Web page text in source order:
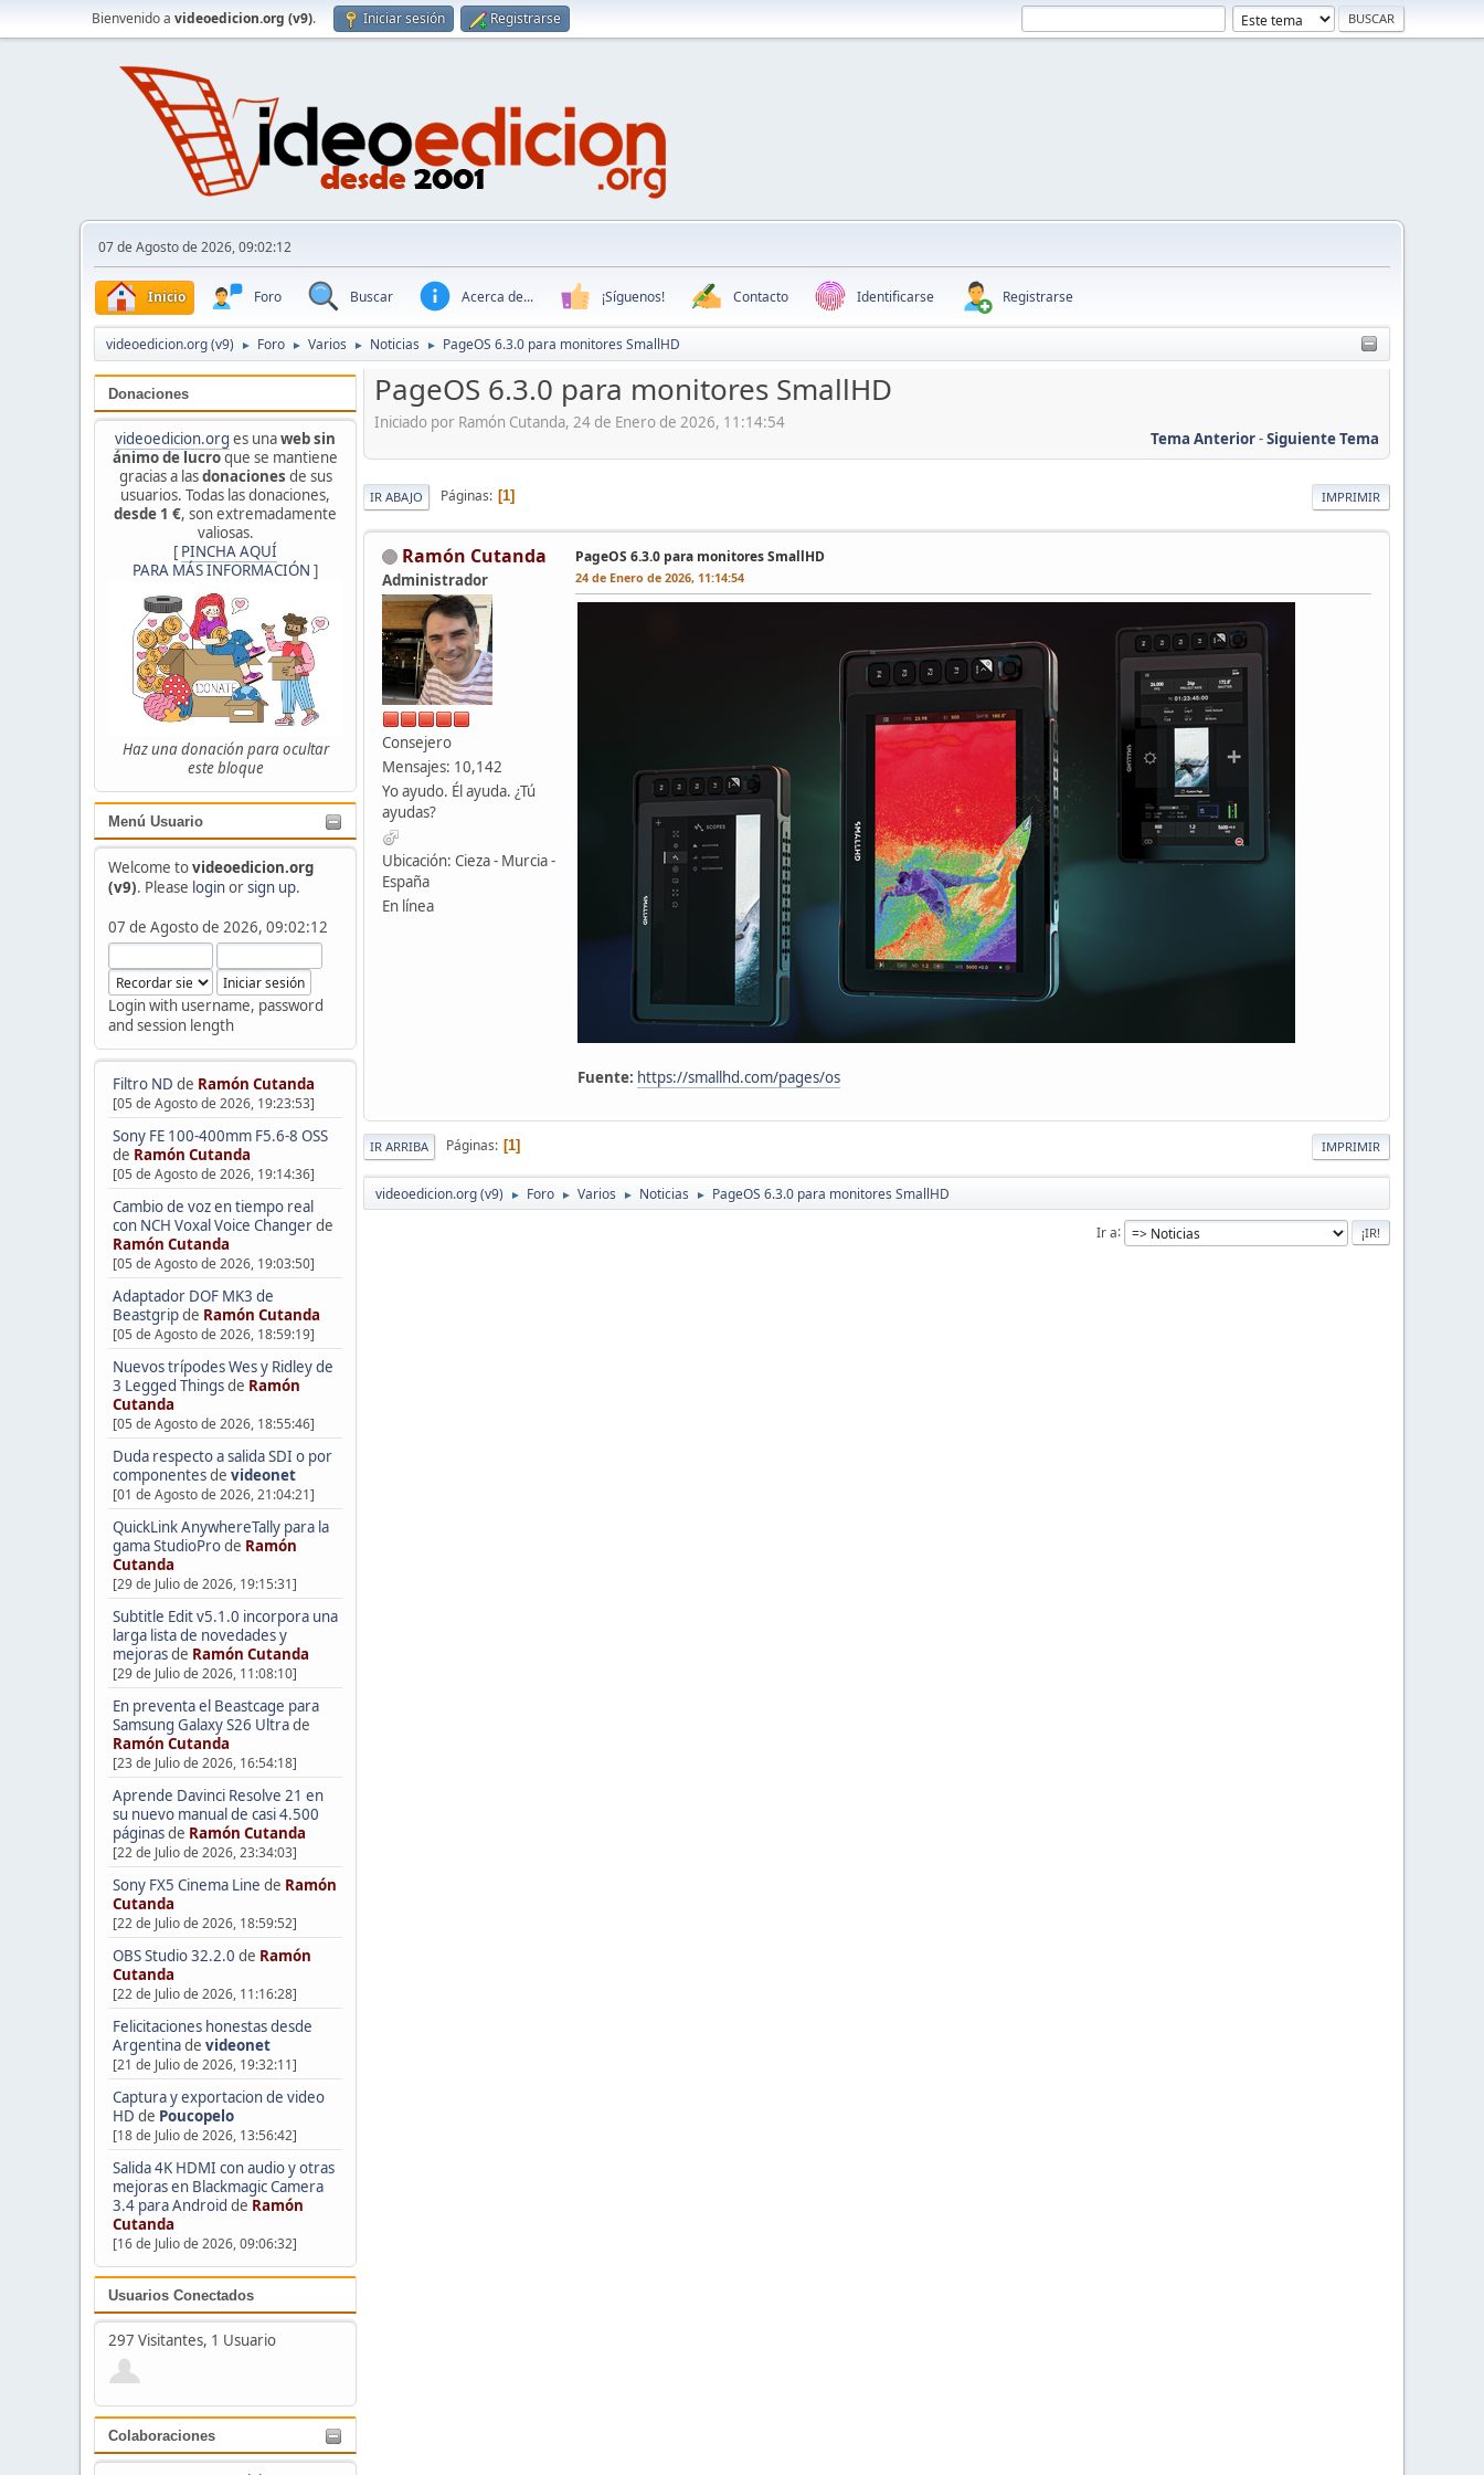
Bienvenido a videoedicion.org (v9). Iniciar sesión Registrarse
07 de Agosto de 2026, 09:02:12
Inicio Foro Buscar Acerca de... ¡Síguenos! Contacto Identificarse Registrarse
videoedicion.org (v9) ► Foro ► Varios ► Noticias ► PageOS 6.3.0 para monitores SmallHD
Donaciones
videoedicion.org es unaweb sin
ánimo de lucroque se mantiene
gracias a lasdonaciones de sus
usuarios. Todas las donaciones,
desde 1 €, son extremadamente
valiosas.
[ PINCHA AQUÍ
PARA MÁS INFORMACIÓN ]
Haz una donación para ocultar
este bloque
Menú Usuario
Welcome tovideoedicion.org
(v9). Please loginorsign up.
07 de Agosto de 2026, 09:02:12
Login with username, password
and session length
Filtro ND de Ramón Cutanda
[05 de Agosto de 2026, 19:23:53]
Sony FE 100-400mm F5.6-8 OSS
de Ramón Cutanda
[05 de Agosto de 2026, 19:14:36]
Cambio de voz en tiempo real
con NCH Voxal Voice Changerde
Ramón Cutanda
[05 de Agosto de 2026, 19:03:50]
Adaptador DOF MK3 de
Beastgripde Ramón Cutanda
[05 de Agosto de 2026, 18:59:19]
Nuevos trípodes Wes y Ridley de
3 Legged Thingsde Ramón
Cutanda
[05 de Agosto de 2026, 18:55:46]
Duda respecto a salida SDI o por
componentesde videonet
[01 de Agosto de 2026, 21:04:21]
QuickLink AnywhereTally para la
gama StudioProde Ramón
Cutanda
[29 de Julio de 2026, 19:15:31]
Subtitle Edit v5.1.0 incorpora una
larga lista de novedades y
mejorasde Ramón Cutanda
[29 de Julio de 2026, 11:08:10]
En preventa el Beastcage para
Samsung Galaxy S26 Ultrade
Ramón Cutanda
[23 de Julio de 2026, 16:54:18]
Aprende Davinci Resolve 21 en
su nuevo manual de casi 4.500
páginasde Ramón Cutanda
[22 de Julio de 2026, 23:34:03]
Sony FX5 Cinema Line de Ramón
Cutanda
[22 de Julio de 2026, 18:59:52]
OBS Studio 32.2.0 de Ramón
Cutanda
[22 de Julio de 2026, 11:16:28]
Felicitaciones honestas desde
Argentinade videonet
[21 de Julio de 2026, 19:32:11]
Captura y exportacion de video
HD de Poucopelo
[18 de Julio de 2026, 13:56:42]
Salida 4K HDMI con audio y otras
mejoras en Blackmagic Camera
3.4 para Android de Ramón
Cutanda
[16 de Julio de 2026, 09:06:32]
Usuarios Conectados
297 Visitantes, 1 Usuario
Colaboraciones
PageOS 6.3.0 para monitores SmallHD
Iniciado por Ramón Cutanda, 24 de Enero de 2026, 11:14:54
Tema Anterior-Siguiente Tema
IMPRIMIR
IR ABAJO Páginas 1
Ramón Cutanda
Administrador
Consejero
Mensajes: 10,142
Yo ayudo. Él ayuda. ¿Tú
ayudas?
Ubicación: Cieza - Murcia -
España
En línea
PageOS 6.3.0 para monitores SmallHD
24 de Enero de 2026, 11:14:54
Fuente: https://smallhd.com/pages/os
IMPRIMIR
IR ARRIBA Páginas 1
videoedicion.org (v9) ► Foro ► Varios ► Noticias ► PageOS 6.3.0 para monitores SmallHD
Ir a